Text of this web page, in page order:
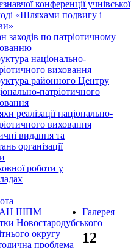
конференції учнівської
«Шляхами подвигу і
заходів по патріотичному
національно-
виховання
районного Центру
патріотичного
реалізації національно-
виховання
видання та
організації
роботи у
ШПМ
Новостародубського
округу
проблема
Галерея
12